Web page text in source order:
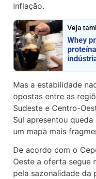
inflação.
Veja
Whey
Mas a estabilidade
opostas entre as
Sudeste e Centro-
Sul apresentou
um mapa mais
De acordo com o
Oeste a oferta segue
pela sazonalidade da